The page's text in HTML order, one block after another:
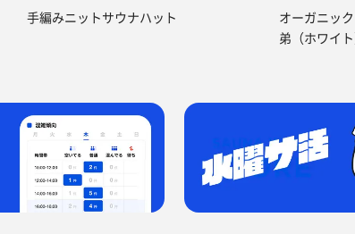
手編みニットサウナハット
オーガニッ
弟（ホワイト